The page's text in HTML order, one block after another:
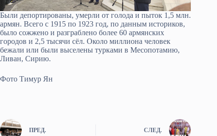
Были депортированы, умерли от голода и пыток 1,5 млн.
армян. Всего с 1915 по 1923 год, по данным историков,
было сожжено и разграблено более 60 армянских
городов и 2,5 тысячи сёл. Около миллиона человек
бежали или были выселены турками в Месопотамию,
Ливан, Сирию.
Фото Тимур Ян
ПРЕД. СЛЕД.